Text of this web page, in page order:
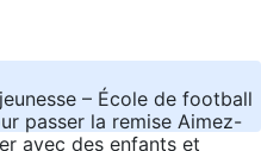
– École de football
passer la remise Aimez-
avec des enfants et